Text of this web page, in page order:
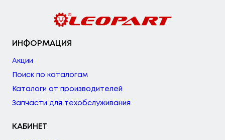
ИНФОРМАЦИЯ
Акции
Поиск по каталогам
Каталоги от производителей
Запчасти для техобслуживания
КАБИНЕТ